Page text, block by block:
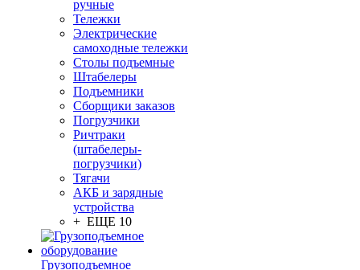
ручные
Тележки
Электрические
самоходные тележки
Столы подъемные
Штабелеры
Подъемники
Сборщики заказов
Погрузчики
Ричтраки
(штабелеры-
погрузчики)
Тягачи
АКБ и зарядные
устройства
+ ЕЩЕ 10
Грузоподъемное